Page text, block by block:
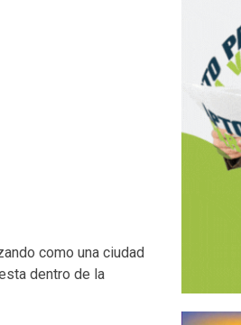
como una ciudad
dentro de la